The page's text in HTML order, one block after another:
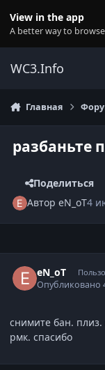
View in the app
A better way to
WC3.Info
Главная
разбаньте
Поделиться
АвторeN_oT4
eN_oT
Опубликовано
снимите бан.
рмк. спасибо